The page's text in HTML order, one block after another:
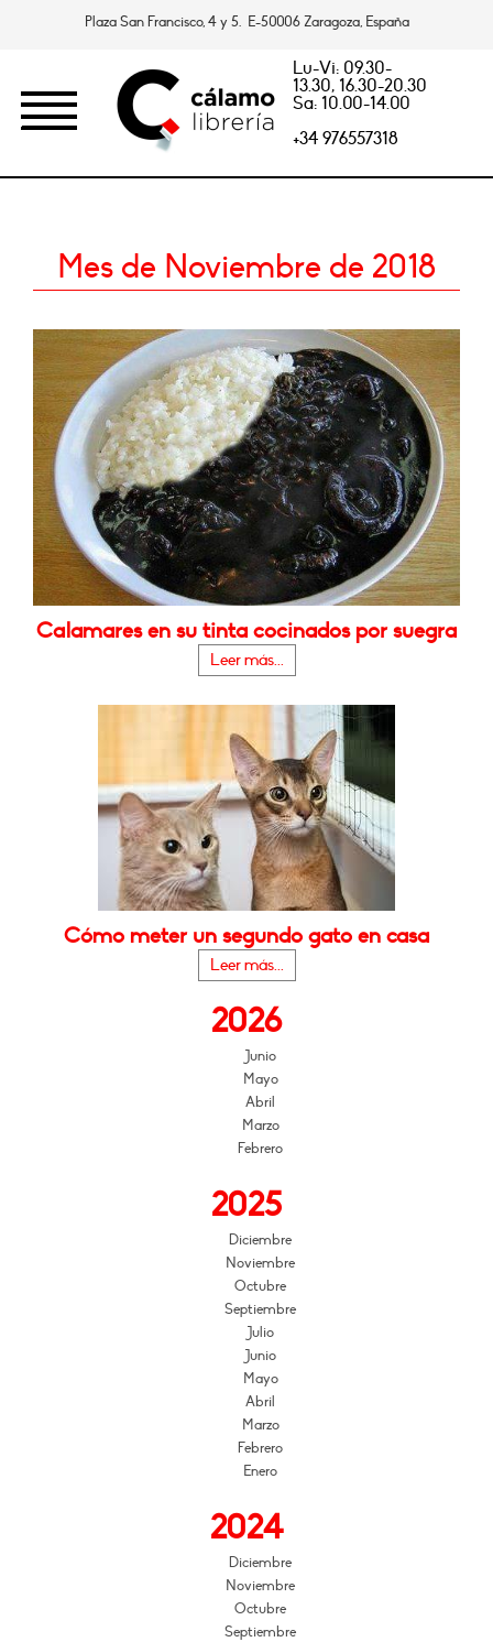
Plaza San Francisco, 4 y 5. E-50006 Zaragoza, España
Lu-Vi: 09.30-
13.30, 16.30-20.30
Sa: 10.00-14.00
+34 976557318
Mes de Noviembre de 2018
Calamares en su tinta cocinados por suegra
Leer más...
Cómo meter un segundo gato en casa
Leer más...
2026
Junio
Mayo
Abril
Marzo
Febrero
2025
Diciembre
Noviembre
Octubre
Septiembre
Julio
Junio
Mayo
Abril
Marzo
Febrero
Enero
2024
Diciembre
Noviembre
Octubre
Septiembre